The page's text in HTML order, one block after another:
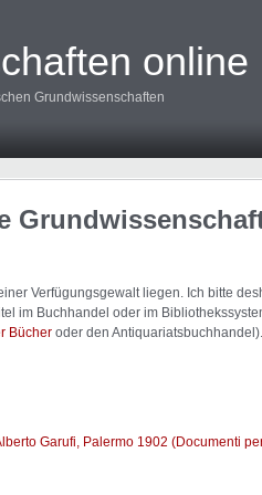
online
Grundwissenschaften
Verfügungsgewalt liegen. Ich bitte
im Buchhandel oder im
Bücher oder den Antiquariatsbuchhandel).
Garufi, Palermo 1902 (Documenti